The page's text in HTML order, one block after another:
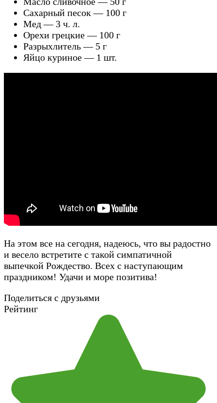
Сахарный песок — 100 г
Мед — 3 ч. л.
Орехи грецкие — 100 г
Разрыхлитель — 5 г
Яйцо куриное — 1 шт.
На этом все на сегодня, надеюсь, что вы радостно
и весело встретите с такой симпатичной
выпечкой Рождество. Всех с наступающим
праздником! Удачи и море позитива!
Поделиться с друзьями
Рейтинг